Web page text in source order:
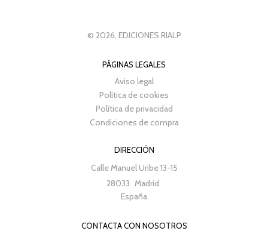
© 2026, EDICIONES RIALP
PÁGINAS LEGALES
Aviso legal
Política de cookies
Política de privacidad
Condiciones de compra
DIRECCIÓN
Calle Manuel Uribe 13-15
28033 Madrid
España
CONTACTA CON NOSOTROS